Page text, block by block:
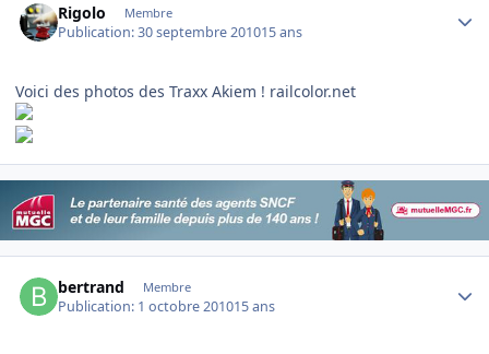
Rigolo Membre
Publication:30 septembre 201015 ans
Voici des photos des Traxx Akiem ! railcolor.net
bertrand Membre
Publication: 1 octobre 201015 ans